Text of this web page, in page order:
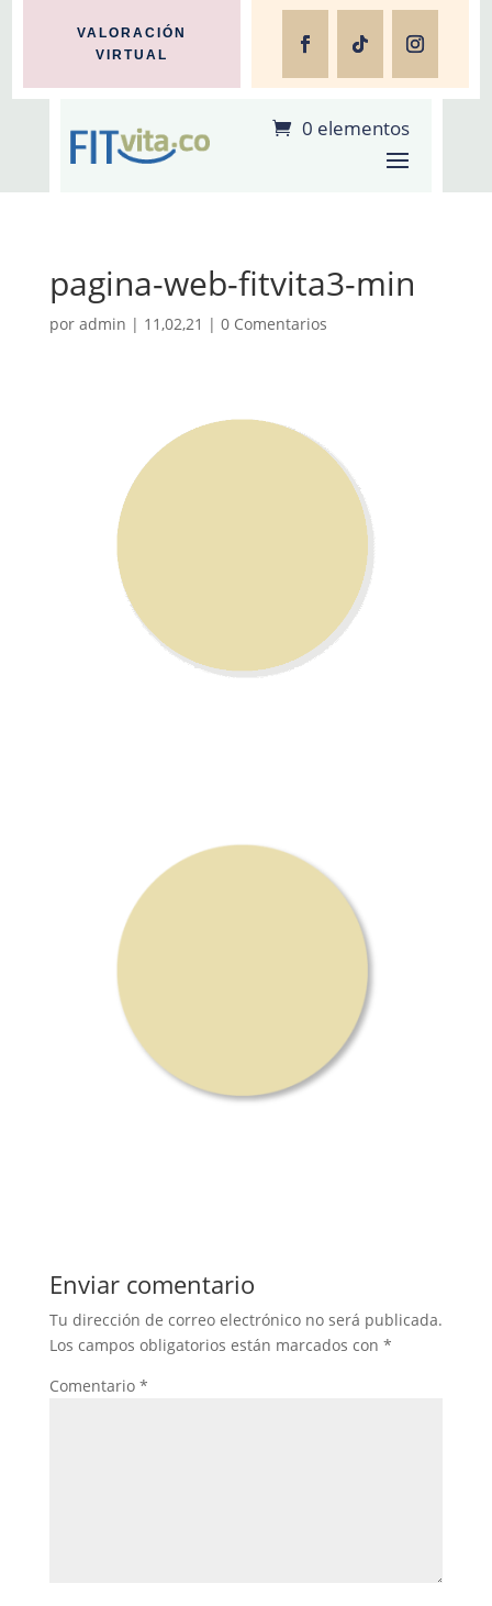
VALORACIÓN
VIRTUAL
0 elementos
pagina-web-fitvita3-min
por admin | 11,02,21 | 0 Comentarios
Enviar comentario
Tu dirección de correo electrónico no será publicada.
Los campos obligatorios están marcados con *
Comentario *